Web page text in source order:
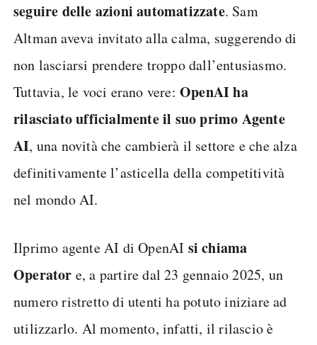
seguire delle azioni automatizzate. Sam
Altman aveva invitato alla calma, suggerendo di
non lasciarsi prendere troppo dall’entusiasmo.
Tuttavia, le voci erano vere: OpenAI ha
rilasciato ufficialmente il suo primo Agente
AI, una novità che cambierà il settore e che alza
definitivamente l’asticella della competitività
nel mondo AI.
Ilprimo agente AI di OpenAI si chiama
Operator e, a partire dal 23 gennaio 2025, un
numero ristretto di utenti ha potuto iniziare ad
utilizzarlo. Al momento, infatti, il rilascio è